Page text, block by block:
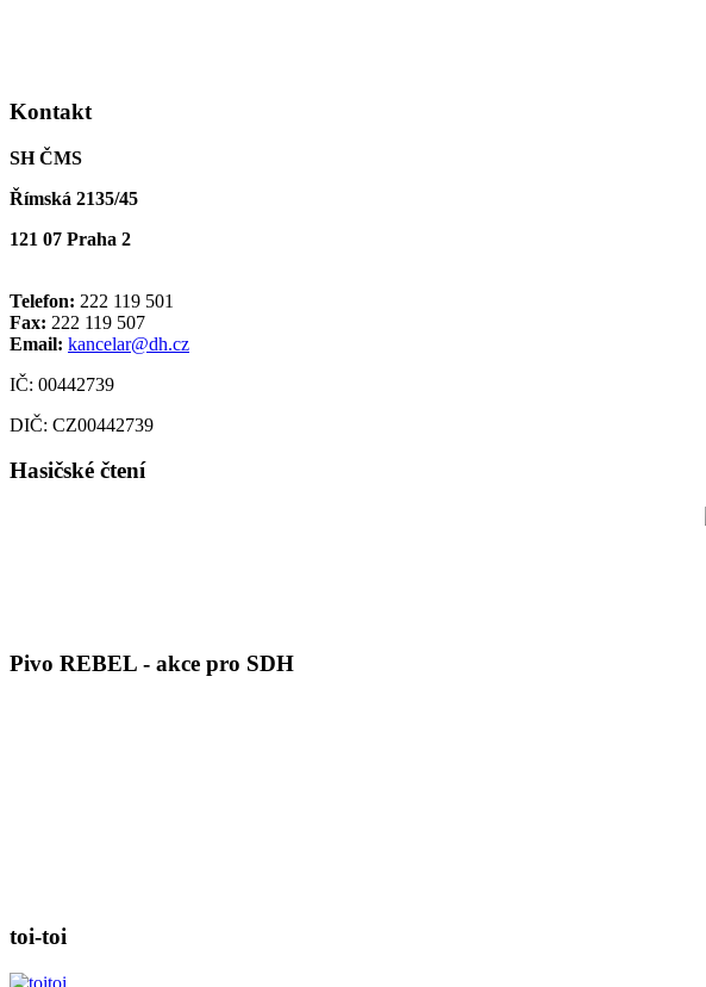
Kontakt
SH ČMS
Římská 2135/45
121 07 Praha 2
Telefon: 222 119 501
Fax: 222 119 507
Email: kancelar@dh.cz
IČ: 00442739
DIČ: CZ00442739
Hasičské čtení
Pivo REBEL - akce pro SDH
toi-toi